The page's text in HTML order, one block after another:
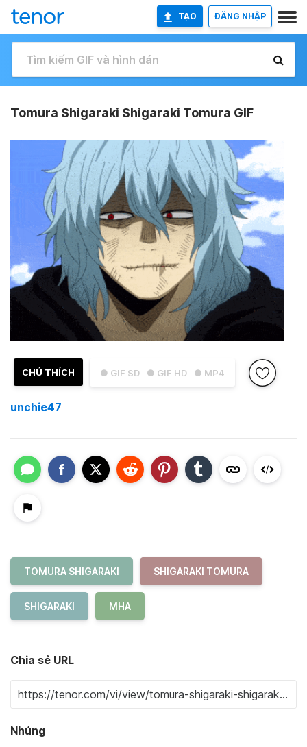
TẠO ĐĂNG NHẬP
Tomura Shigaraki Shigaraki Tomura GIF
● GIF SD ● GIF HD ● MP4
CHÚ THÍCH
unchie47
TOMURA SHIGARAKI SHIGARAKI TOMURA
SHIGARAKI MHA
Chia sẻ URL
Nhúng